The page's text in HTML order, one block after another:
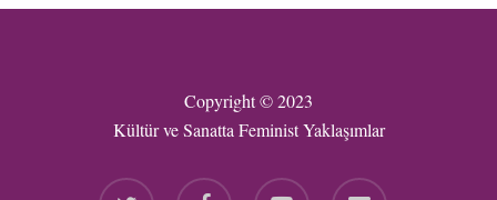
Copyright © 2023
Kültür ve Sanatta Feminist Yaklaşımlar
twitter facebook youtube email